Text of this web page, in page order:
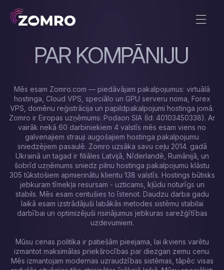
PAR KOMPĀNIJU
Mēs esam Zomro.com — piedāvājam pakalpojumus: virtuālā
hostinga, Cloud VPS, speciālo un GPU serveru noma, Forex
VPS, domēnu reģistrācija un papildpakalpojumi hostinga jomā.
Zomro ir Eiropas uzņēmums: Podaon SIA (Id: 40103450338). Ar
vairāk nekā 60 darbiniekiem 4 valstīs mēs esam viens no
galvenajiem strauji augošajiem hostinga pakalpojumu
sniedzējiem pasaulē. Zomro uzsāka savu ceļu 2014. gadā
Ukrainā un tagad ir filiāles Latvijā, Nīderlandē, Rumānijā, un
šobrīd uzņēmums sniedz pilnu hostinga pakalpojumu klāstu
305 tūkstošiem apmierinātu klientu 138 valstīs. Hostings būtisks
jebkuram tīmekļa resursam - uzticams, kļūdu noturīgs un
stabils. Mēs esam centušies to īstenot. Daudzu darba gadu
laikā esam izstrādājuši labākās metodes sistēmu stabilai
darbībai un optimizējuši risinājumus jebkuras sarežģītības
uzdevumiem.
Mūsu cenas politika ir patiešām pieejama, lai ikviens varētu
izmantot maksimālas priekšrocības par diezgan zemu cenu.
Mēs izmantojam modernas uzraudzības sistēmas, tāpēc visas